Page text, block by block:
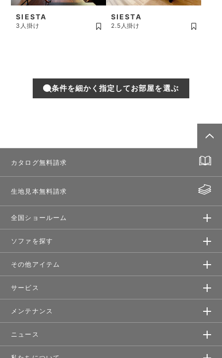
SIESTA
3人掛け
SIESTA
2.5人掛け
条件を細かく指定してお部屋を選ぶ
カタログ無料請求
生地見本無料請求
全国ショールーム
ソファを探す
その他アイテム
サービス
メンテナンス
ニュース